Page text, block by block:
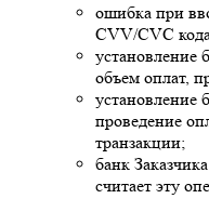
ошибка при
CVV/CVC
установление
объем оплат,
установление
проведение
транзакции;
банк
считает эту